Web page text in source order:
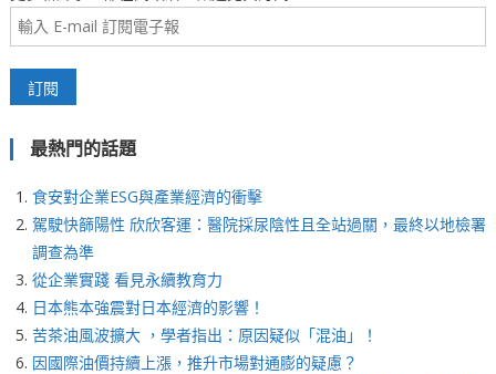
最熱門的話題
食安對企業ESG與產業經濟的衝擊
駕駛快篩陽性 欣欣客運：醫院採尿陰性且全站過關，最終以地檢署
調查為準
從企業實踐 看見永續教育力
日本熊本強震對日本經濟的影響！
苦茶油風波擴大 ，學者指出：原因疑似「混油」！
因國際油價持續上漲，推升市場對通膨的疑慮？